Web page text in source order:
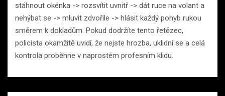
stáhnout okénka -> rozsvítit uvnitř -> dát ruce na volant a
nehýbat se -> mluvit zdvořile -> hlásit každý pohyb rukou
směrem k dokladům. Pokud dodržíte tento řetězec,
policista okamžitě uvidí, že nejste hrozba, uklidní se a celá
kontrola proběhne v naprostém profesním klidu.